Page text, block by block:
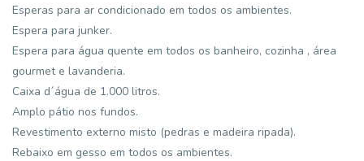
Esperas para ar condicionado em todos os ambientes.
Espera para junker.
Espera para água quente em todos os banheiro, cozinha , área
gourmet e lavanderia.
Caixa d´água de 1.000 litros.
Amplo pátio nos fundos.
Revestimento externo misto (pedras e madeira ripada).
Rebaixo em gesso em todos os ambientes.